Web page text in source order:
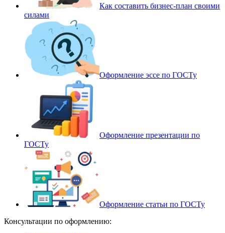
Как составить бизнес-план своими
силами
Оформление эссе по ГОСТу
Оформление презентации по
ГОСТу
Оформление статьи по ГОСТу
Консультации по оформлению: